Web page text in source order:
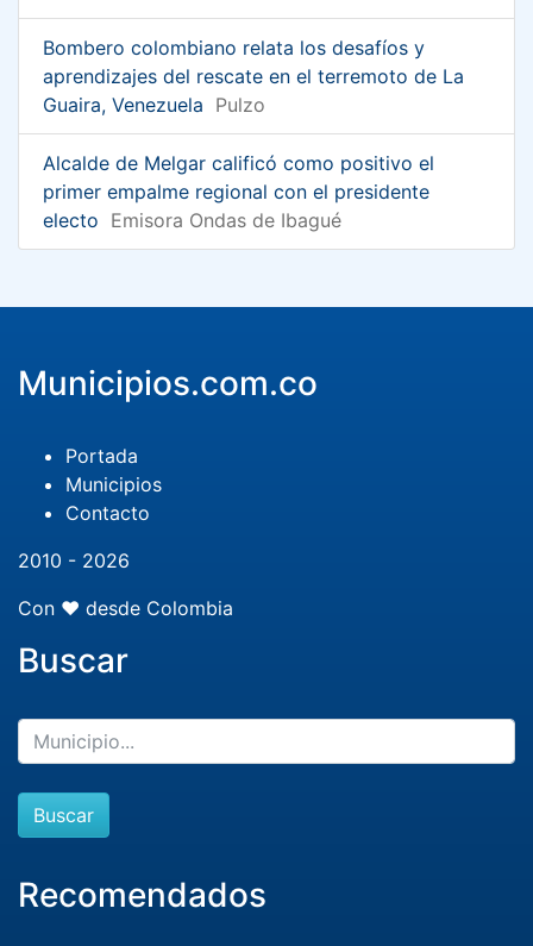
Bombero colombiano relata los desafíos y
aprendizajes del rescate en el terremoto de La
Guaira, Venezuela Pulzo
Alcalde de Melgar calificó como positivo el
primer empalme regional con el presidente
electo Emisora Ondas de Ibagué
Municipios.com.co
Portada
Municipios
Contacto
2010 - 2026
Con ❤️ desde Colombia
Buscar
Buscar
Recomendados